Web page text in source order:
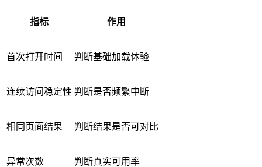
指标 作用
首次打开时间 判断基础加载体验
连续访问稳定性 判断是否频繁中断
相同页面结果 判断结果是否可对比
异常次数 判断真实可用率